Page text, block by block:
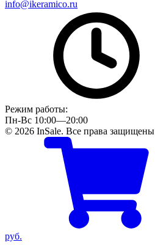
info@ikeramico.ru
Режим работы:
Пн-Вс 10:00—20:00
© 2026 InSale. Все права защищены
руб.